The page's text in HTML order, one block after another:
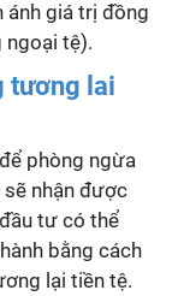
giá trị đồng
tệ).
tương lai
phòng ngừa
nhận được
tư có thể
bằng cách
lại tiền tệ.